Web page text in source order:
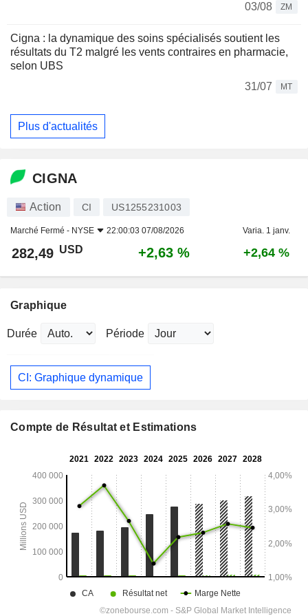
03/08
ZM
Cigna : la dynamique des soins spécialisés soutient les
résultats du T2 malgré les vents contraires en pharmacie,
selon UBS
31/07
MT
Plus d'actualités
CIGNA
Action CI US1255231003
Marché Fermé - NYSE 22:00:03 07/08/2026 Varia. 1 janv.
282,49 USD +2,63 % +2,64 %
Graphique
Durée Période
CI: Graphique dynamique
Compte de Résultat et Estimations